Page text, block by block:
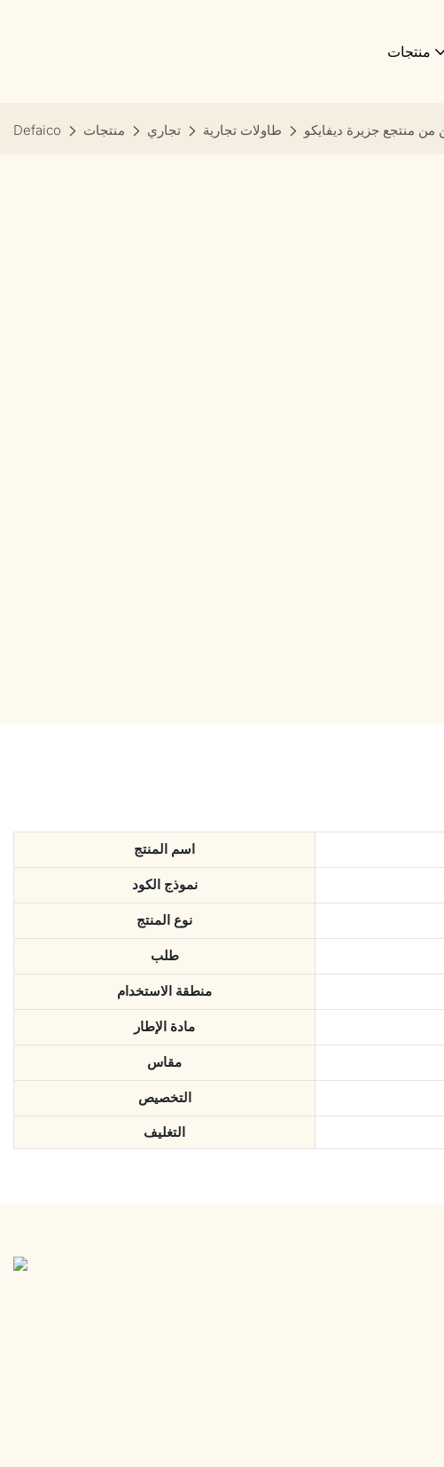
منتجات
Defaico منتجات تجاري طاولات تجارية منتجع جزيرة ديفايكو
اسم المنتج
نموذج الكود
نوع المنتج
طلب
منطقة الاستخدام
مادة الإطار
مقاس
التخصيص
التغليف